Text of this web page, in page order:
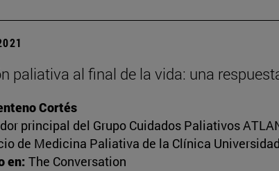
paliativa al final de la vida: una
Cortés
principal del Grupo Cuidados Paliativos
de Medicina Paliativa de la Clínica
en: The Conversation